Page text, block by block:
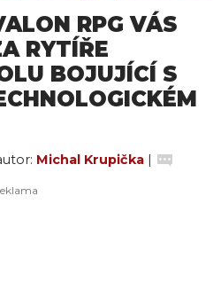
RPG VÁS
RYTÍŘE
BOJUJÍCÍ S
Michal Krupička |